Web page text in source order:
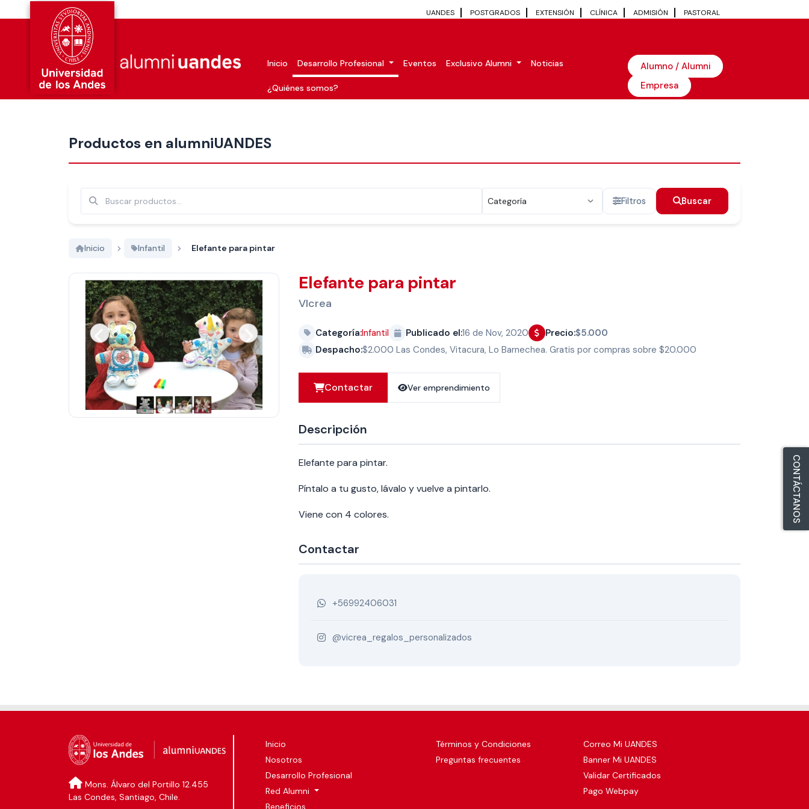
UANDES POSTGRADOS EXTENSIÓN CLÍNICA ADMISIÓN PASTORAL
Inicio Desarrollo Profesional Eventos Exclusivo Alumni Noticias
¿Quiénes somos?
Alumno / Alumni
Empresa
Productos en alumniUANDES
Filtros Buscar
Inicio
Infantil Elefante para pintar
Elefante para pintar
VIcrea
Categoría:Infantil Publicado el:16 de Nov, 2020 Precio:$5.000
Despacho:$2.000 Las Condes, Vitacura, Lo Barnechea. Gratis por compras sobre $20.000
Contactar Ver emprendimiento
Descripción
Elefante para pintar.
Píntalo a tu gusto, lávalo y vuelve a pintarlo.
Viene con 4 colores.
Contactar
+56992406031
@vicrea_regalos_personalizados
Mons. Álvaro del Portillo 12.455
Las Condes, Santiago, Chile.
Inicio
Nosotros
Desarrollo Profesional
Red Alumni
Beneficios
Términos y Condiciones
Preguntas frecuentes
Correo Mi UANDES
Banner Mi UANDES
Validar Certificados
Pago Webpay
CONTÁCTANOS
Más nuevos